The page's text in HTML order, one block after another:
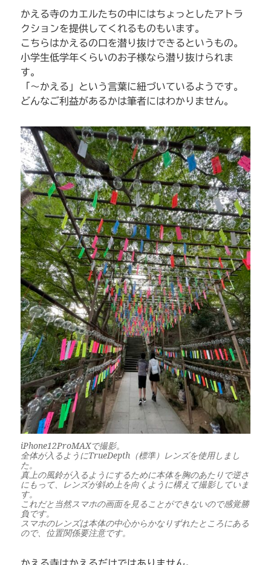
かえる寺のカエルたちの中にはちょっとしたアトラ
クションを提供してくれるものもいます。
こちらはかえるの口を潜り抜けできるというもの。
小学生低学年くらいのお子様なら潜り抜けられま
す。
「～かえる」という言葉に紐づいているようです。
どんなご利益があるかは筆者にはわかりません。
iPhone12ProMAXで撮影。
全体が入るようにTrueDepth（標準）レンズを使用しまし
た。
真上の風鈴が入るようにするために本体を胸のあたりで逆さ
にもって、レンズが斜め上を向くように構えて撮影していま
す。
これだと当然スマホの画面を見ることができないので感覚勝
負です。
スマホのレンズは本体の中心からかなりずれたところにある
ので、位置関係要注意です。
かえる寺はかえるだけではありません。